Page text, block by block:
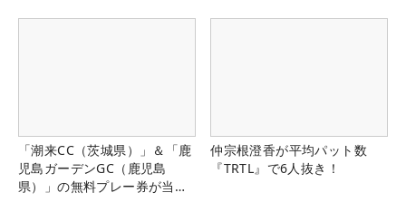
「潮来CC（茨城県）」＆「鹿
児島ガーデンGC（鹿児島
県）」の無料プレー券が当た
仲宗根澄香が平均パット数
『TRTL』で6人抜き！